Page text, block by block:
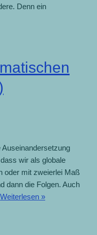
Denn ein
wir als globale
oder mit zweierlei Maß
dann die Folgen. Auch
Weiterlesen »